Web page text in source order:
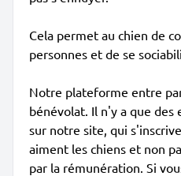
Cela permet au chien de
personnes et de se
Notre plateforme entre
bénévolat. Il n'y a que
sur notre site, qui
aiment les chiens et non
par la rémunération. Si